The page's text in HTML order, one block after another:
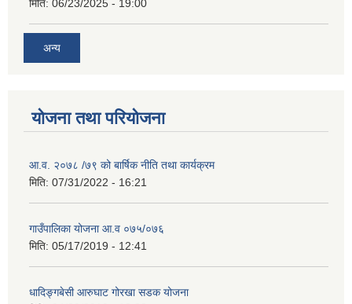
मिति: 06/23/2025 - 19:00
अन्य
योजना तथा परियोजना
आ.व. २०७८ /७९ को बार्षिक नीति तथा कार्यक्रम
मिति: 07/31/2022 - 16:21
गाउँपालिका योजना आ.व ०७५/०७६
मिति: 05/17/2019 - 12:41
धादिङ्गबेसी आरुघाट गोरखा सडक योजना